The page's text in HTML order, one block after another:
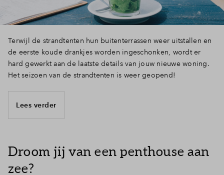
Terwijl de strandtenten hun buitenterrassen weer uitstallen en
de eerste koude drankjes worden ingeschonken, wordt er
hard gewerkt aan de laatste details van jouw nieuwe woning.
Het seizoen van de strandtenten is weer geopend!
Lees verder
Droom jij van een penthouse aan
zee?